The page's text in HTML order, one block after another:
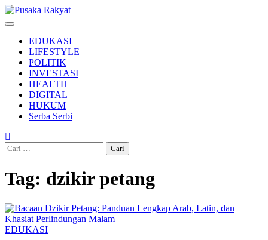
Skip
to
EDUKASI
LIFESTYLE
POLITIK
INVESTASI
HEALTH
DIGITAL
HUKUM
Serba Serbi
Cari
untuk:
Tag: dzikir petang
EDUKASI